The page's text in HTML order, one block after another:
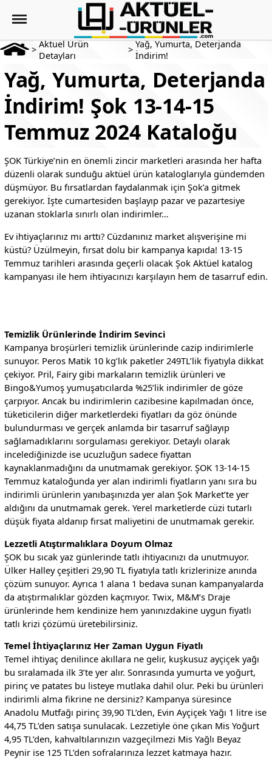
>Aktuel Ürün
Detayları
> Yağ, Yumurta, Deterjanda
İndirim!
Yağ, Yumurta, Deterjanda
İndirim! Şok 13-14-15
Temmuz 2024 Kataloğu
ŞOK Türkiye’nin en önemli zincir marketleri arasında her hafta
düzenli olarak sunduğu aktüel ürün kataloglarıyla gündemden
düşmüyor. Bu fırsatlardan faydalanmak için Şok’a gitmek
gerekiyor. İşte cumartesiden başlayıp pazar ve pazartesiye
uzanan stoklarla sınırlı olan indirimler…
Ev ihtiyaçlarınız mı arttı? Cüzdanınız market alışverişine mi
küstü? Üzülmeyin, fırsat dolu bir kampanya kapıda! 13-15
Temmuz tarihleri arasında geçerli olacak Şok Aktüel katalog
kampanyası ile hem ihtiyacınızı karşılayın hem de tasarruf edin.
Temizlik Ürünlerinde İndirim Sevinci
Kampanya broşürleri temizlik ürünlerinde cazip indirimlerle
sunuyor. Peros Matik 10 kg’lık paketler 249TL’lik fiyatıyla dikkat
çekiyor. Pril, Fairy gibi markaların temizlik ürünleri ve
Bingo&Yumoş yumuşatıcılarda %25’lik indirimler de göze
çarpıyor. Ancak bu indirimlerin cazibesine kapılmadan önce,
tüketicilerin diğer marketlerdeki fiyatları da göz önünde
bulundurması ve gerçek anlamda bir tasarruf sağlayıp
sağlamadıklarını sorgulaması gerekiyor. Detaylı olarak
incelediğinizde ise ucuzluğun sadece fiyattan
kaynaklanmadığını da unutmamak gerekiyor. ŞOK 13-14-15
Temmuz kataloğunda yer alan indirimli fiyatların yanı sıra bu
indirimli ürünlerin yanıbaşınızda yer alan Şok Market’te yer
aldığını da unutmamak gerek. Yerel marketlerde cüzi tutarlı
düşük fiyata aldanıp fırsat maliyetini de unutmamak gerekir.
Lezzetli Atıştırmalıklara Doyum Olmaz
ŞOK bu sıcak yaz günlerinde tatlı ihtiyacınızı da unutmuyor.
Ülker Halley çeşitleri 29,90 TL fiyatıyla tatlı krizlerinize anında
çözüm sunuyor. Ayrıca 1 alana 1 bedava sunan kampanyalarda
da atıştırmalıklar gözden kaçmıyor. Twix, M&M’s Draje
ürünlerinde hem kendinize hem yanınızdakine uygun fiyatlı
tatlı krizi çözümü üretebilirsiniz.
Temel İhtiyaçlarınız Her Zaman Uygun Fiyatlı
Temel ihtiyaç denilince akıllara ne gelir, kuşkusuz ayçiçek yağı
bu sıralamada ilk 3’te yer alır. Sonrasında yumurta ve yoğurt,
pirinç ve patates bu listeye mutlaka dahil olur. Peki bu ürünleri
indirimli alma fikrine ne dersiniz? Kampanya süresince
Anadolu Mutfağı pirinç 39,90 TL’den, Evin Ayçiçek Yağı 1 litre ise
44,75 TL’den satışa sunulacak. Lezzetiyle öne çıkan Mis Yoğurt
4,95 TL’den, kahvaltılarınızın vazgeçilmezi Mis Yağlı Beyaz
Peynir ise 125 TL’den sofralarınıza lezzet katmaya hazır.